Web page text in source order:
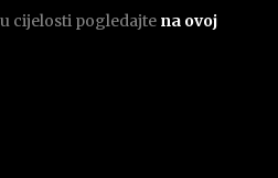
cijelosti pogledajte na ovoj